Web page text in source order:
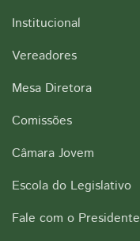
Institucional
Vereadores
Mesa Diretora
Comissões
Câmara Jovem
Escola do Legislativo
Fale com o Presidente